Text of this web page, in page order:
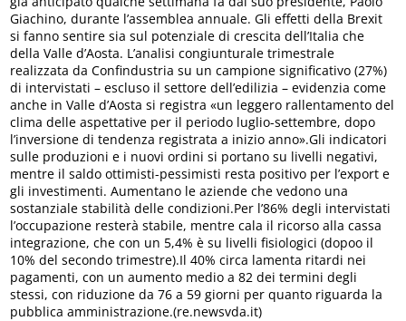
Giachino, durante l’assemblea annuale. Gli effetti della Brexit
si fanno sentire sia sul potenziale di crescita dell’Italia che
della Valle d’Aosta. L’analisi congiunturale trimestrale
realizzata da Confindustria su un campione significativo (27%)
di intervistati – escluso il settore dell’edilizia – evidenzia come
anche in Valle d’Aosta si registra «un leggero rallentamento del
clima delle aspettative per il periodo luglio-settembre, dopo
l’inversione di tendenza registrata a inizio anno».Gli indicatori
sulle produzioni e i nuovi ordini si portano su livelli negativi,
mentre il saldo ottimisti-pessimisti resta positivo per l’export e
gli investimenti. Aumentano le aziende che vedono una
sostanziale stabilità delle condizioni.Per l’86% degli intervistati
l’occupazione resterà stabile, mentre cala il ricorso alla cassa
integrazione, che con un 5,4% è su livelli fisiologici (dopoo il
10% del secondo trimestre).Il 40% circa lamenta ritardi nei
pagamenti, con un aumento medio a 82 dei termini degli
stessi, con riduzione da 76 a 59 giorni per quanto riguarda la
pubblica amministrazione.(re.newsvda.it)